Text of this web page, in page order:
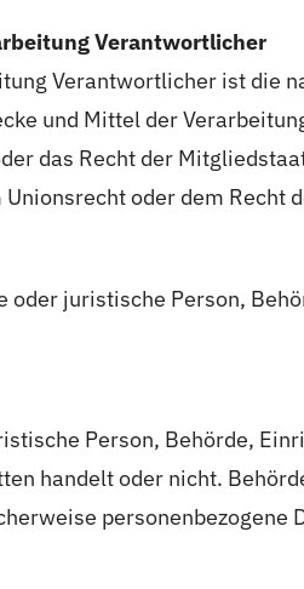
Verantwortlicher
Verantwortlicher ist die
und Mittel der
das Recht der
oder dem Recht
juristische Person,
Person, Behörde,
handelt oder nicht.
personenbezogene